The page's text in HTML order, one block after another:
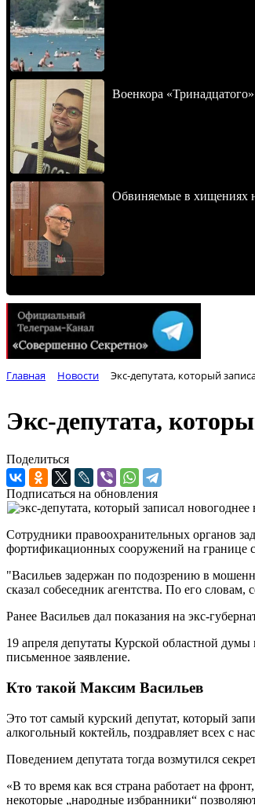
Военкора
Обвиняемые в хищениях
Главная Новости Экс-депутата, который
Экс-депутата,
Поделиться
Подписаться на обновления
Сотрудники правоохранительных органов
фортификационных сооружений на границе
"Васильев задержан по подозрению в
сказал собеседник агентства. По его
Ранее Васильев дал показания на экс-
19 апреля депутаты Курской областной
письменное заявление.
Кто такой Максим Васильев
Это тот самый курский депутат, который
алкогольный коктейль, поздравляет всех с
Поведением депутата тогда возмутился
«В то время как вся страна работает на
некоторые „народные избранники“